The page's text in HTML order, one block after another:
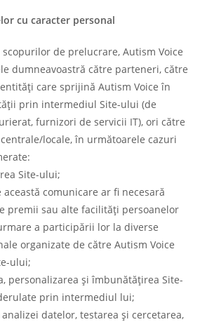
cu caracter personal
de prelucrare, Autism Voice
dumneavoastră către parteneri, către
care sprijină Autism Voice în
prin intermediul Site-ului (de
furnizori de servicii IT), ori către
locale, în următoarele cazuri
Site-ului;
comunicare ar fi necesară
premii sau alte facilități persoanelor
a participării lor la diverse
organizate de către Autism Voice
ului;
personalizarea și îmbunătățirea Site-
prin intermediul lui;
datelor, testarea și cercetarea,